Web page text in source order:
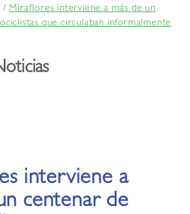
/Miraflores interviene a más de un
que circulaban informalmente
interviene a
centenar de